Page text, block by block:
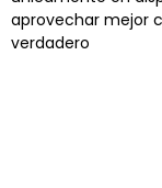
aprovechar mejor
verdadero